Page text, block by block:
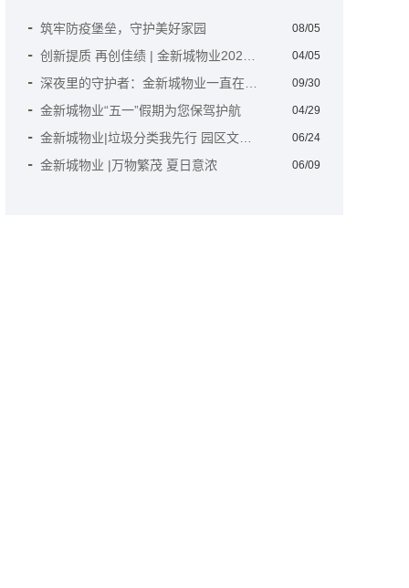
筑牢防疫堡垒，守护美​好家园 08/05
04/05
09/30
金新城物业“五一”假期为您保驾护航 04/29
06/24
金新城物业 |万物繁茂 夏日意浓 06/09